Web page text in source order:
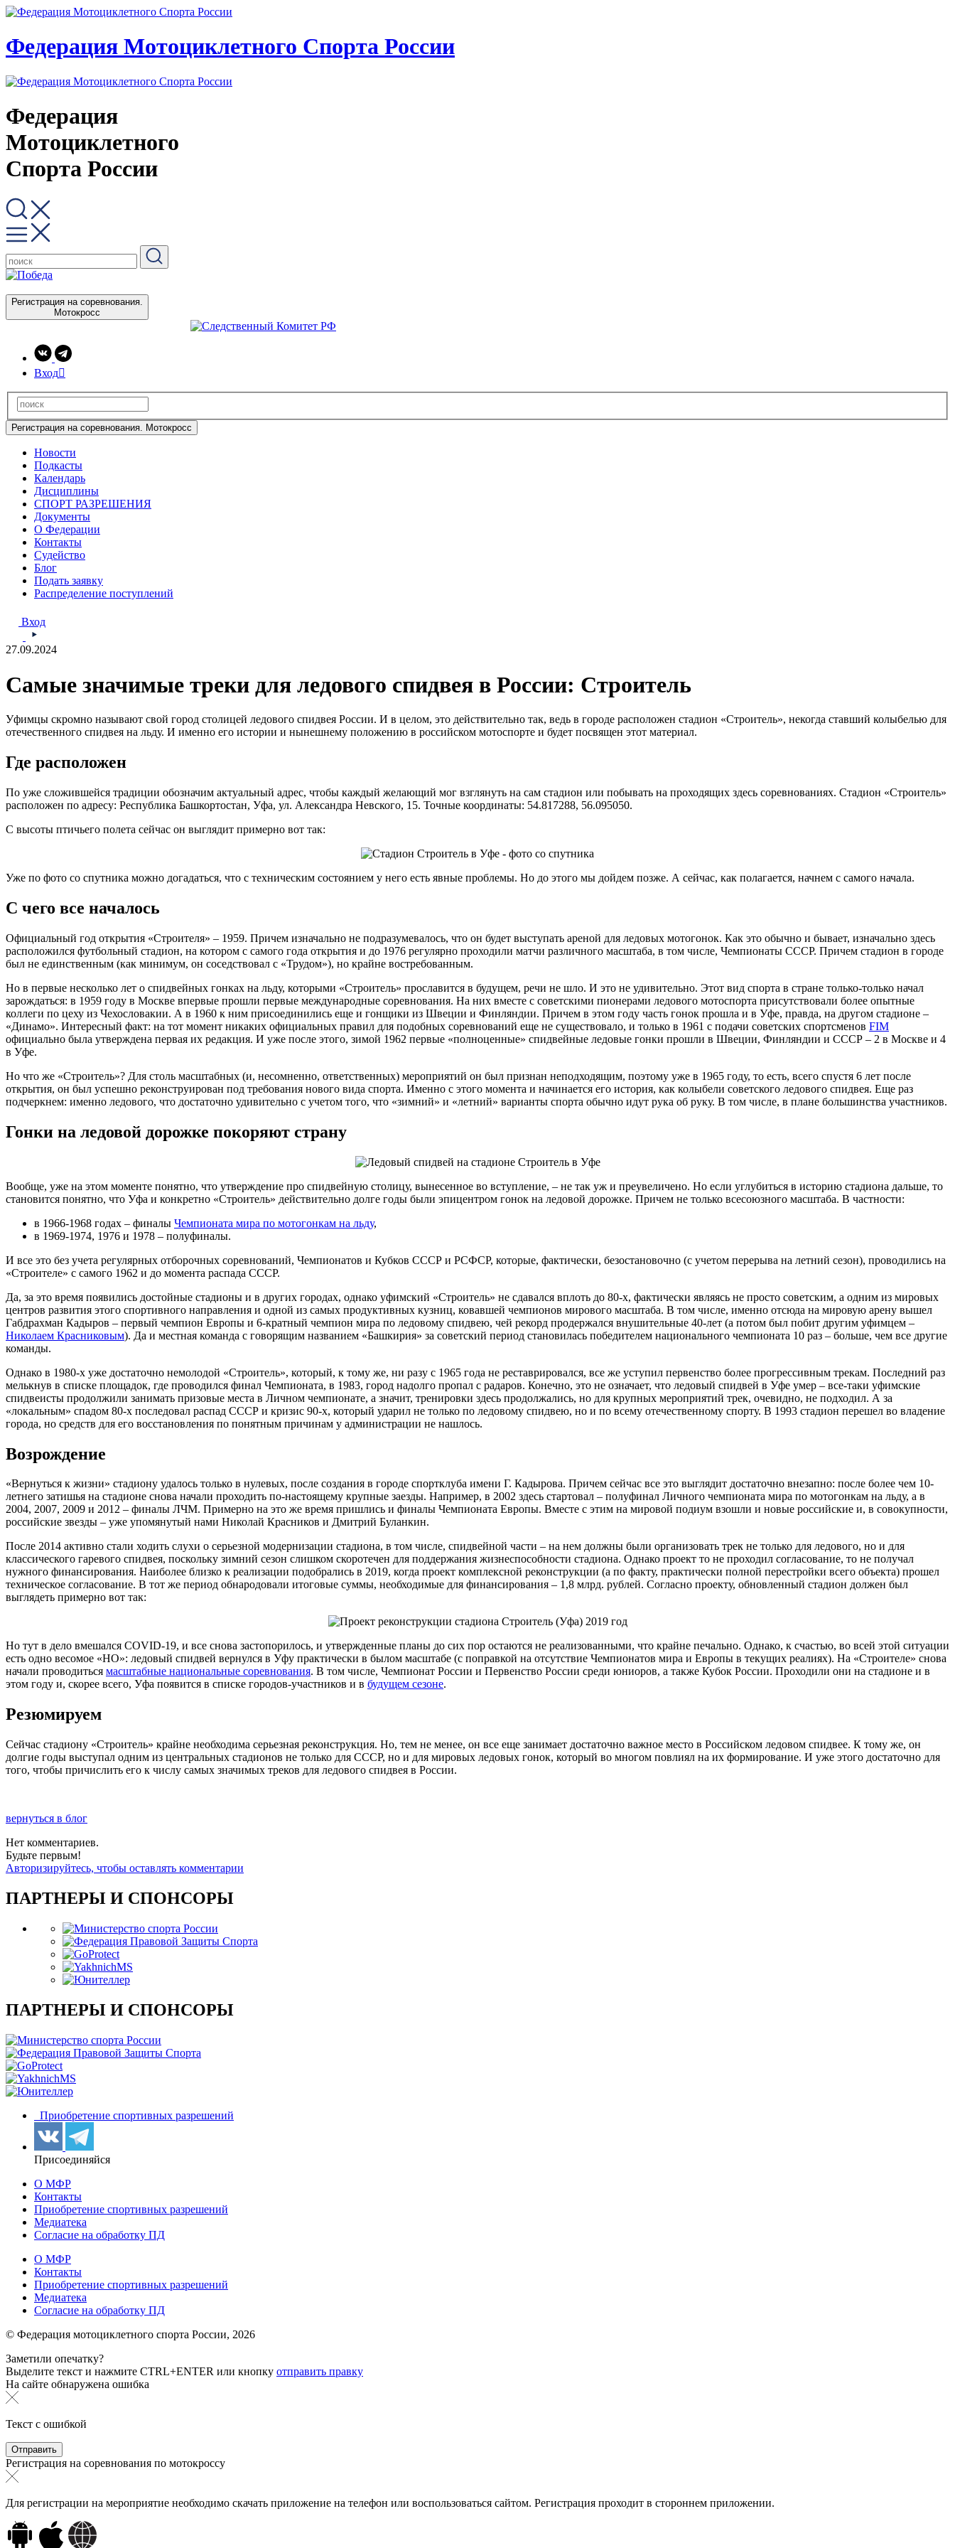
Федерация Мотоциклетного Спорта России
Федерация
Мотоциклетного
Спорта России
Регистрация на соревнования.
Мотокросс
Вход
Регистрация на соревнования. Мотокросс
Новости
Подкасты
Календарь
Дисциплины
СПОРТ РАЗРЕШЕНИЯ
Документы
О Федерации
Контакты
Судейство
Блог
Подать заявку
Распределение поступлений
Вход
27.09.2024
Самые значимые треки для ледового спидвея в России: Строитель
Уфимцы скромно называют свой город столицей ледового спидвея России. И в целом, это действительно так, ведь в городе расположен стадион «Строитель», некогда ставший колыбелью для
отечественного спидвея на льду. И именно его истории и нынешнему положению в российском мотоспорте и будет посвящен этот материал.
Где расположен
По уже сложившейся традиции обозначим актуальный адрес, чтобы каждый желающий мог взглянуть на сам стадион или побывать на проходящих здесь соревнованиях. Стадион «Строитель»
расположен по адресу: Республика Башкортостан, Уфа, ул. Александра Невского, 15. Точные координаты: 54.817288, 56.095050.
С высоты птичьего полета сейчас он выглядит примерно вот так:
Уже по фото со спутника можно догадаться, что с техническим состоянием у него есть явные проблемы. Но до этого мы дойдем позже. А сейчас, как полагается, начнем с самого начала.
С чего все началось
Официальный год открытия «Строителя» – 1959. Причем изначально не подразумевалось, что он будет выступать ареной для ледовых мотогонок. Как это обычно и бывает, изначально здесь
расположился футбольный стадион, на котором с самого года открытия и до 1976 регулярно проходили матчи различного масштаба, в том числе, Чемпионаты СССР. Причем стадион в городе
был не единственным (как минимум, он соседствовал с «Трудом»), но крайне востребованным.
Но в первые несколько лет о спидвейных гонках на льду, которыми «Строитель» прославится в будущем, речи не шло. И это не удивительно. Этот вид спорта в стране только-только начал
зарождаться: в 1959 году в Москве впервые прошли первые международные соревнования. На них вместе с советскими пионерами ледового мотоспорта присутствовали более опытные
коллеги по цеху из Чехословакии. А в 1960 к ним присоединились еще и гонщики из Швеции и Финляндии. Причем в этом году часть гонок прошла и в Уфе, правда, на другом стадионе –
«Динамо». Интересный факт: на тот момент никаких официальных правил для подобных соревнований еще не существовало, и только в 1961 с подачи советских спортсменов FIM
официально была утверждена первая их редакция. И уже после этого, зимой 1962 первые «полноценные» спидвейные ледовые гонки прошли в Швеции, Финляндии и СССР – 2 в Москве и 4
в Уфе.
Но что же «Строитель»? Для столь масштабных (и, несомненно, ответственных) мероприятий он был признан неподходящим, поэтому уже в 1965 году, то есть, всего спустя 6 лет после
открытия, он был успешно реконструирован под требования нового вида спорта. Именно с этого момента и начинается его история, как колыбели советского ледового спидвея. Еще раз
подчеркнем: именно ледового, что достаточно удивительно с учетом того, что «зимний» и «летний» варианты спорта обычно идут рука об руку. В том числе, в плане большинства участников.
Гонки на ледовой дорожке покоряют страну
Вообще, уже на этом моменте понятно, что утверждение про спидвейную столицу, вынесенное во вступление, – не так уж и преувеличено. Но если углубиться в историю стадиона дальше, то
становится понятно, что Уфа и конкретно «Строитель» действительно долге годы были эпицентром гонок на ледовой дорожке. Причем не только всесоюзного масштаба. В частности:
в 1966-1968 годах – финалы Чемпионата мира по мотогонкам на льду,
в 1969-1974, 1976 и 1978 – полуфиналы.
И все это без учета регулярных отборочных соревнований, Чемпионатов и Кубков СССР и РСФСР, которые, фактически, безостановочно (с учетом перерыва на летний сезон), проводились на
«Строителе» с самого 1962 и до момента распада СССР.
Да, за это время появились достойные стадионы и в других городах, однако уфимский «Строитель» не сдавался вплоть до 80-х, фактически являясь не просто советским, а одним из мировых
центров развития этого спортивного направления и одной из самых продуктивных кузниц, ковавшей чемпионов мирового масштаба. В том числе, именно отсюда на мировую арену вышел
Габдрахман Кадыров – первый чемпион Европы и 6-кратный чемпион мира по ледовому спидвею, чей рекорд продержался внушительные 40-лет (а потом был побит другим уфимцем –
Николаем Красниковым). Да и местная команда с говорящим названием «Башкирия» за советский период становилась победителем национального чемпионата 10 раз – больше, чем все другие
команды.
Однако в 1980-х уже достаточно немолодой «Строитель», который, к тому же, ни разу с 1965 года не реставрировался, все же уступил первенство более прогрессивным трекам. Последний раз
мелькнув в списке площадок, где проводился финал Чемпионата, в 1983, город надолго пропал с радаров. Конечно, это не означает, что ледовый спидвей в Уфе умер – все-таки уфимские
спидвеисты продолжили занимать призовые места в Личном чемпионате, а значит, тренировки здесь продолжались, но для крупных мероприятий трек, очевидно, не подходил. А за
«локальным» спадом 80-х последовал распад СССР и кризис 90-х, который ударил не только по ледовому спидвею, но и по всему отечественному спорту. В 1993 стадион перешел во владение
города, но средств для его восстановления по понятным причинам у администрации не нашлось.
Возрождение
«Вернуться к жизни» стадиону удалось только в нулевых, после создания в городе спортклуба имени Г. Кадырова. Причем сейчас все это выглядит достаточно внезапно: после более чем 10-
летнего затишья на стадионе снова начали проходить по-настоящему крупные заезды. Например, в 2002 здесь стартовал – полуфинал Личного чемпионата мира по мотогонкам на льду, а в
2004, 2007, 2009 и 2012 – финалы ЛЧМ. Примерно на это же время пришлись и финалы Чемпионата Европы. Вместе с этим на мировой подиум взошли и новые российские и, в совокупности,
российские звезды – уже упомянутый нами Николай Красников и Дмитрий Буланкин.
После 2014 активно стали ходить слухи о серьезной модернизации стадиона, в том числе, спидвейной части – на нем должны были организовать трек не только для ледового, но и для
классического гаревого спидвея, поскольку зимний сезон слишком скоротечен для поддержания жизнеспособности стадиона. Однако проект то не проходил согласование, то не получал
нужного финансирования. Наиболее близко к реализации подобрались в 2019, когда проект комплексной реконструкции (а по факту, практически полной перестройки всего объекта) прошел
техническое согласование. В тот же период обнародовали итоговые суммы, необходимые для финансирования – 1,8 млрд. рублей. Согласно проекту, обновленный стадион должен был
выглядеть примерно вот так:
Но тут в дело вмешался COVID-19, и все снова застопорилось, и утвержденные планы до сих пор остаются не реализованными, что крайне печально. Однако, к счастью, во всей этой ситуации
есть одно весомое «НО»: ледовый спидвей вернулся в Уфу практически в былом масштабе (с поправкой на отсутствие Чемпионатов мира и Европы в текущих реалиях). На «Строителе» снова
начали проводиться масштабные национальные соревнования. В том числе, Чемпионат России и Первенство России среди юниоров, а также Кубок России. Проходили они на стадионе и в
этом году и, скорее всего, Уфа появится в списке городов-участников и в будущем сезоне.
Резюмируем
Сейчас стадиону «Строитель» крайне необходима серьезная реконструкция. Но, тем не менее, он все еще занимает достаточно важное место в Российском ледовом спидвее. К тому же, он
долгие годы выступал одним из центральных стадионов не только для СССР, но и для мировых ледовых гонок, который во многом повлиял на их формирование. И уже этого достаточно для
того, чтобы причислить его к числу самых значимых треков для ледового спидвея в России.
вернуться в блог
Нет комментариев.
Будьте первым!
Авторизируйтесь, чтобы оставлять комментарии
ПАРТНЕРЫ И СПОНСОРЫ
ПАРТНЕРЫ И СПОНСОРЫ
Приобретение спортивных разрешений
Присоединяйся
О МФР
Контакты
Приобретение спортивных разрешений
Медиатека
Согласие на обработку ПД
О МФР
Контакты
Приобретение спортивных разрешений
Медиатека
Согласие на обработку ПД
© Федерация мотоциклетного спорта России, 2026
Заметили опечатку?
Выделите текст и нажмите CTRL+ENTER или кнопку отправить правку
На сайте обнаружена ошибка
Текст с ошибкой
Регистрация на соревнования по мотокроссу
Для регистрации на мероприятие необходимо скачать приложение на телефон или воспользоваться сайтом. Регистрация проходит в стороннем приложении.